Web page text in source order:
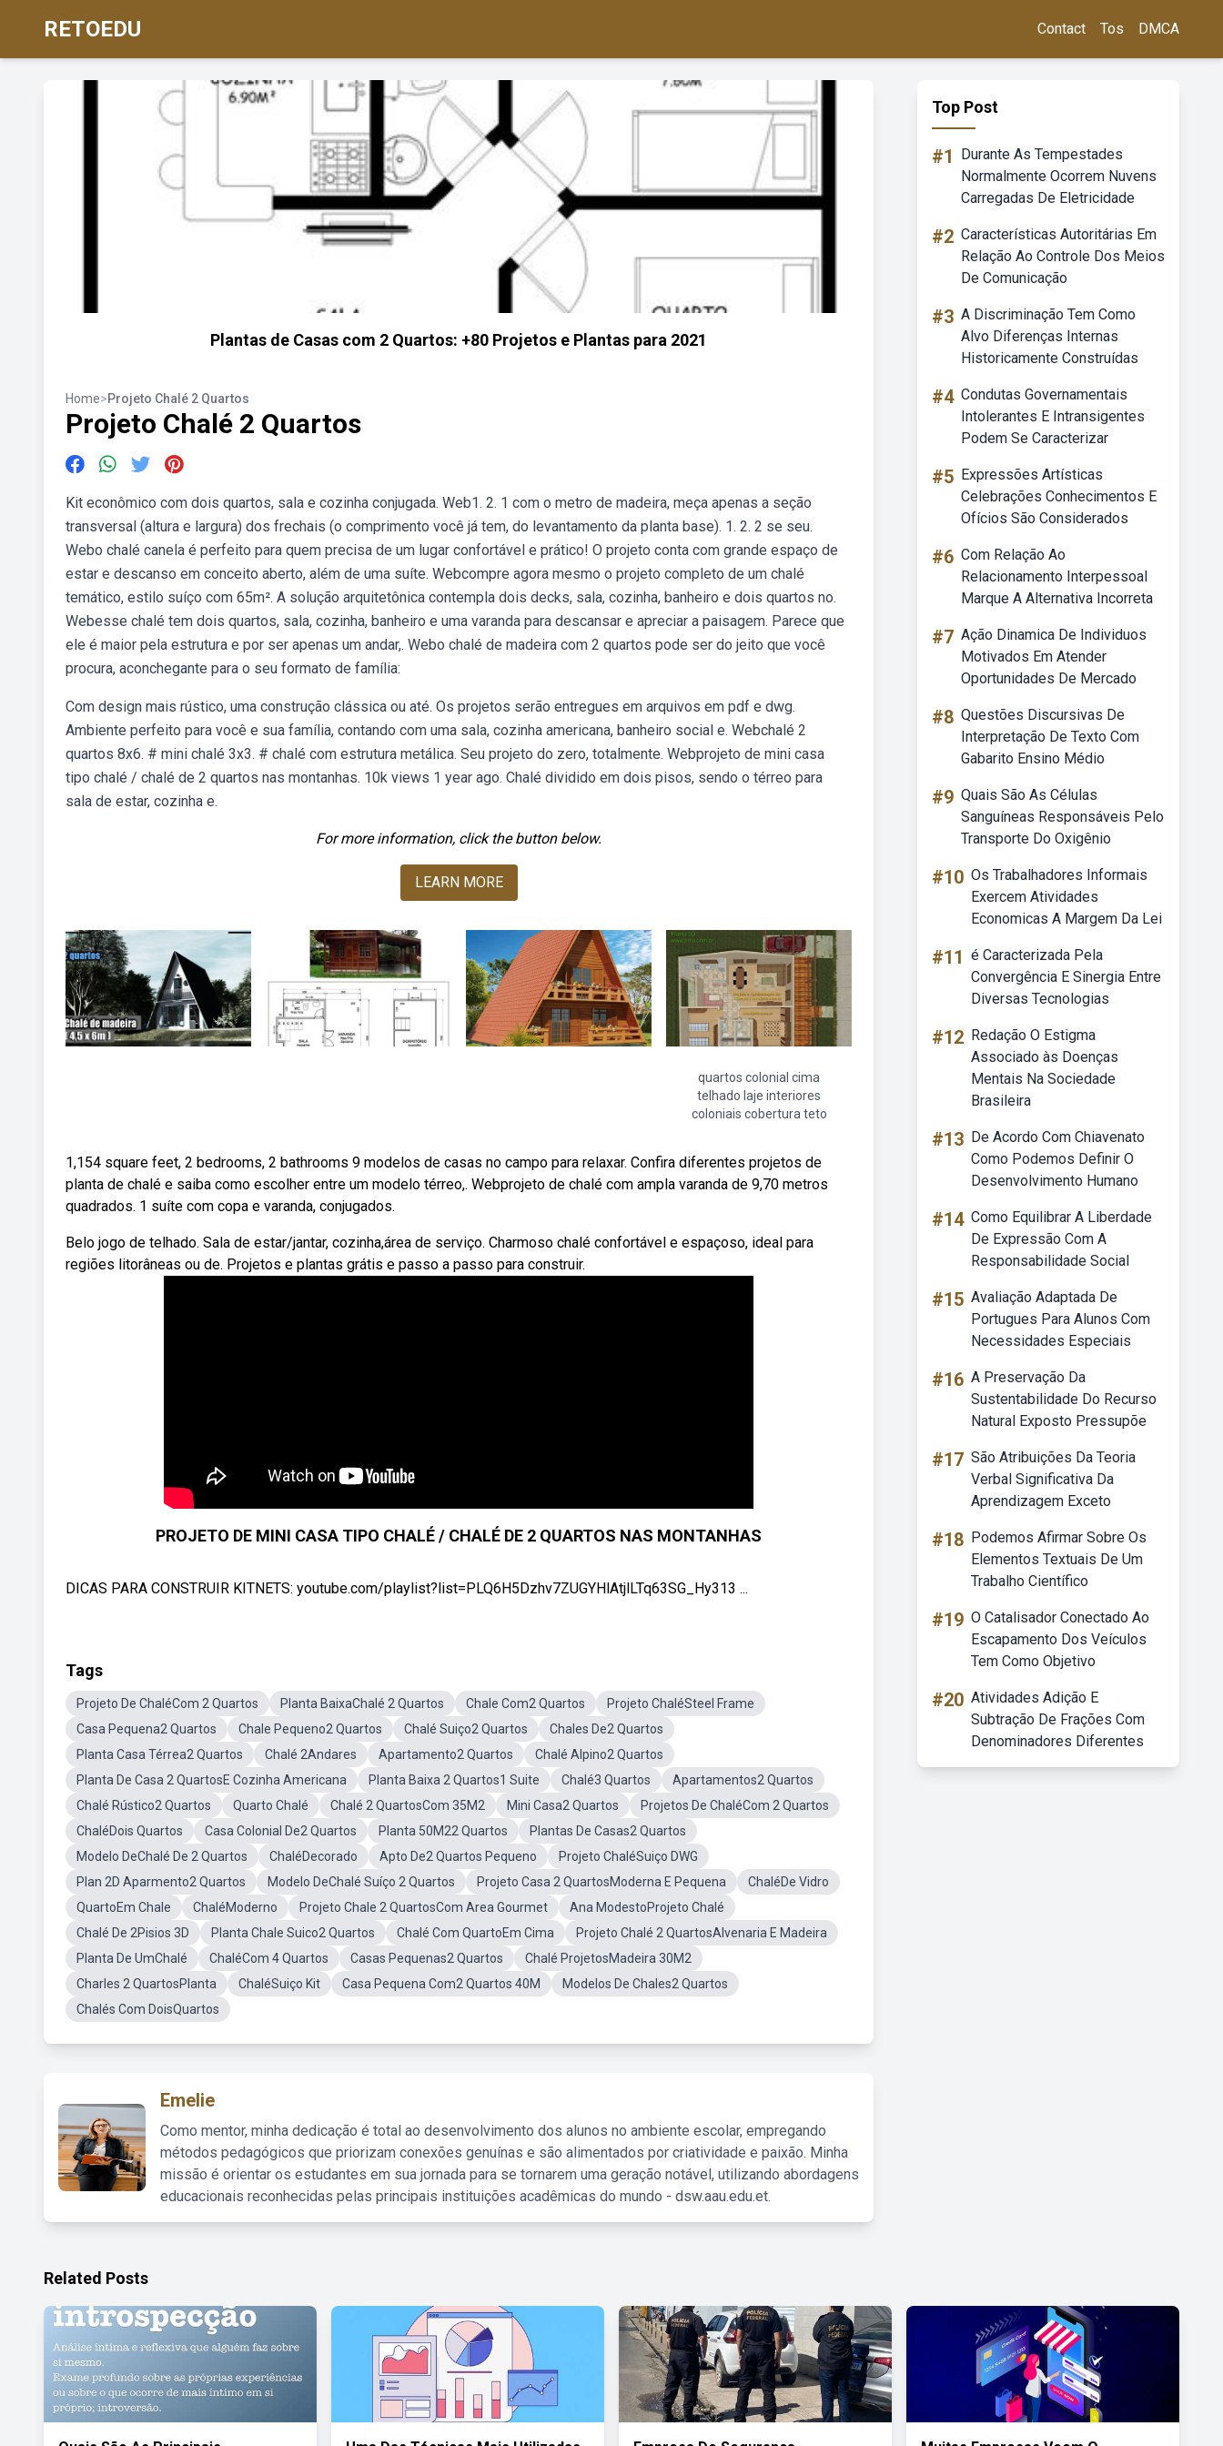
RETOEDU Contact Tos DMCA
Plantas de Casas com 2 Quartos: +80 Projetos e Plantas para 2021
Home>Projeto Chalé 2 Quartos
Projeto Chalé 2 Quartos
Kit econômico com dois quartos, sala e cozinha conjugada. Web1. 2. 1 com o metro de madeira, meça apenas a seção
transversal (altura e largura) dos frechais (o comprimento você já tem, do levantamento da planta base). 1. 2. 2 se seu.
Webo chalé canela é perfeito para quem precisa de um lugar confortável e prático! O projeto conta com grande espaço de
estar e descanso em conceito aberto, além de uma suíte. Webcompre agora mesmo o projeto completo de um chalé
temático, estilo suíço com 65m². A solução arquitetônica contempla dois decks, sala, cozinha, banheiro e dois quartos no.
Webesse chalé tem dois quartos, sala, cozinha, banheiro e uma varanda para descansar e apreciar a paisagem. Parece que
ele é maior pela estrutura e por ser apenas um andar,. Webo chalé de madeira com 2 quartos pode ser do jeito que você
procura, aconchegante para o seu formato de família:
Com design mais rústico, uma construção clássica ou até. Os projetos serão entregues em arquivos em pdf e dwg.
Ambiente perfeito para você e sua família, contando com uma sala, cozinha americana, banheiro social e. Webchalé 2
quartos 8x6. # mini chalé 3x3. # chalé com estrutura metálica. Seu projeto do zero, totalmente. Webprojeto de mini casa
tipo chalé / chalé de 2 quartos nas montanhas. 10k views 1 year ago. Chalé dividido em dois pisos, sendo o térreo para
sala de estar, cozinha e.
For more information, click the button below.
LEARN MORE
quartos colonial cima
telhado laje interiores
coloniais cobertura teto
1,154 square feet, 2 bedrooms, 2 bathrooms 9 modelos de casas no campo para relaxar. Confira diferentes projetos de
planta de chalé e saiba como escolher entre um modelo térreo,. Webprojeto de chalé com ampla varanda de 9,70 metros
quadrados. 1 suíte com copa e varanda, conjugados.
Belo jogo de telhado. Sala de estar/jantar, cozinha,área de serviço. Charmoso chalé confortável e espaçoso, ideal para
regiões litorâneas ou de. Projetos e plantas grátis e passo a passo para construir.
PROJETO DE MINI CASA TIPO CHALÉ / CHALÉ DE 2 QUARTOS NAS MONTANHAS
DICAS PARA CONSTRUIR KITNETS: youtube.com/playlist?list=PLQ6H5Dzhv7ZUGYHlAtjlLTq63SG_Hy313 ...
Tags
Projeto De ChaléCom 2 Quartos Planta BaixaChalé 2 Quartos Chale Com2 Quartos
Projeto ChaléSteel Frame
Casa Pequena2 Quartos
Chale Pequeno2 Quartos Chalé Suiço2 Quartos
Chales De2 Quartos
Planta Casa Térrea2 Quartos
Chalé 2Andares Apartamento2 Quartos
Chalé Alpino2 Quartos
Planta De Casa 2 QuartosE Cozinha Americana
Planta Baixa 2 Quartos1 Suite Chalé3 Quartos
Apartamentos2 Quartos
Chalé Rústico2 Quartos
Quarto Chalé Chalé 2 QuartosCom 35M2 Mini Casa2 Quartos
Projetos De ChaléCom 2 Quartos
ChaléDois Quartos
Casa Colonial De2 Quartos Planta 50M22 Quartos
Plantas De Casas2 Quartos
Modelo DeChalé De 2 Quartos
ChaléDecorado Apto De2 Quartos Pequeno
Projeto ChaléSuiço DWG
Plan 2D Aparmento2 Quartos
Modelo DeChalé Suíço 2 Quartos Projeto Casa 2 QuartosModerna E Pequena
ChaléDe Vidro
QuartoEm Chale
ChaléModerno Projeto Chale 2 QuartosCom Area Gourmet
Ana ModestoProjeto Chalé
Chalé De 2Pisios 3D
Planta Chale Suico2 Quartos Chalé Com QuartoEm Cima
Projeto Chalé 2 QuartosAlvenaria E Madeira
Planta De UmChalé
ChaléCom 4 Quartos Casas Pequenas2 Quartos
Chalé ProjetosMadeira 30M2
Charles 2 QuartosPlanta
ChaléSuiço Kit Casa Pequena Com2 Quartos 40M
Modelos De Chales2 Quartos
Chalés Com DoisQuartos
Emelie
Como mentor, minha dedicação é total ao desenvolvimento dos alunos no ambiente escolar, empregando
métodos pedagógicos que priorizam conexões genuínas e são alimentados por criatividade e paixão. Minha
missão é orientar os estudantes em sua jornada para se tornarem uma geração notável, utilizando abordagens
educacionais reconhecidas pelas principais instituições acadêmicas do mundo - dsw.aau.edu.et.
Top Post
#1
Durante As Tempestades
Normalmente Ocorrem Nuvens
Carregadas De Eletricidade
#2 Características Autoritárias Em
Relação Ao Controle Dos Meios
De Comunicação
#3 A Discriminação Tem Como
Alvo Diferenças Internas
Historicamente Construídas
#4 Condutas Governamentais
Intolerantes E Intransigentes
Podem Se Caracterizar
#5 Expressões Artísticas
Celebrações Conhecimentos E
Ofícios São Considerados
#6 Com Relação Ao
Relacionamento Interpessoal
Marque A Alternativa Incorreta
#7 Ação Dinamica De Individuos
Motivados Em Atender
Oportunidades De Mercado
#8 Questões Discursivas De
Interpretação De Texto Com
Gabarito Ensino Médio
#9 Quais São As Células
Sanguíneas Responsáveis Pelo
Transporte Do Oxigênio
#10 Os Trabalhadores Informais
Exercem Atividades
Economicas A Margem Da Lei
#11 é Caracterizada Pela
Convergência E Sinergia Entre
Diversas Tecnologias
#12 Redação O Estigma
Associado às Doenças
Mentais Na Sociedade
Brasileira
#13 De Acordo Com Chiavenato
Como Podemos Definir O
Desenvolvimento Humano
#14 Como Equilibrar A Liberdade
De Expressão Com A
Responsabilidade Social
#15 Avaliação Adaptada De
Portugues Para Alunos Com
Necessidades Especiais
#16 A Preservação Da
Sustentabilidade Do Recurso
Natural Exposto Pressupõe
#17 São Atribuições Da Teoria
Verbal Significativa Da
Aprendizagem Exceto
#18 Podemos Afirmar Sobre Os
Elementos Textuais De Um
Trabalho Científico
#19 O Catalisador Conectado Ao
Escapamento Dos Veículos
Tem Como Objetivo
#20 Atividades Adição E
Subtração De Frações Com
Denominadores Diferentes
Related Posts